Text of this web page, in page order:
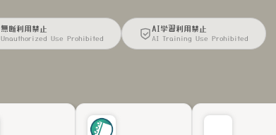
無断利用禁止
Unauthorized Use Prohibited
AI学習利用禁止
AI Training Use Prohibited